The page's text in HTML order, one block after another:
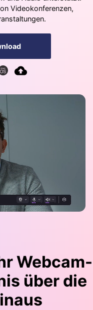
Videokonferenzen,
Webcam-
über die